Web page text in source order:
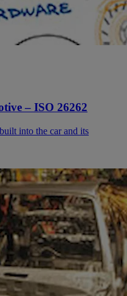
– ISO 26262
into the car and its